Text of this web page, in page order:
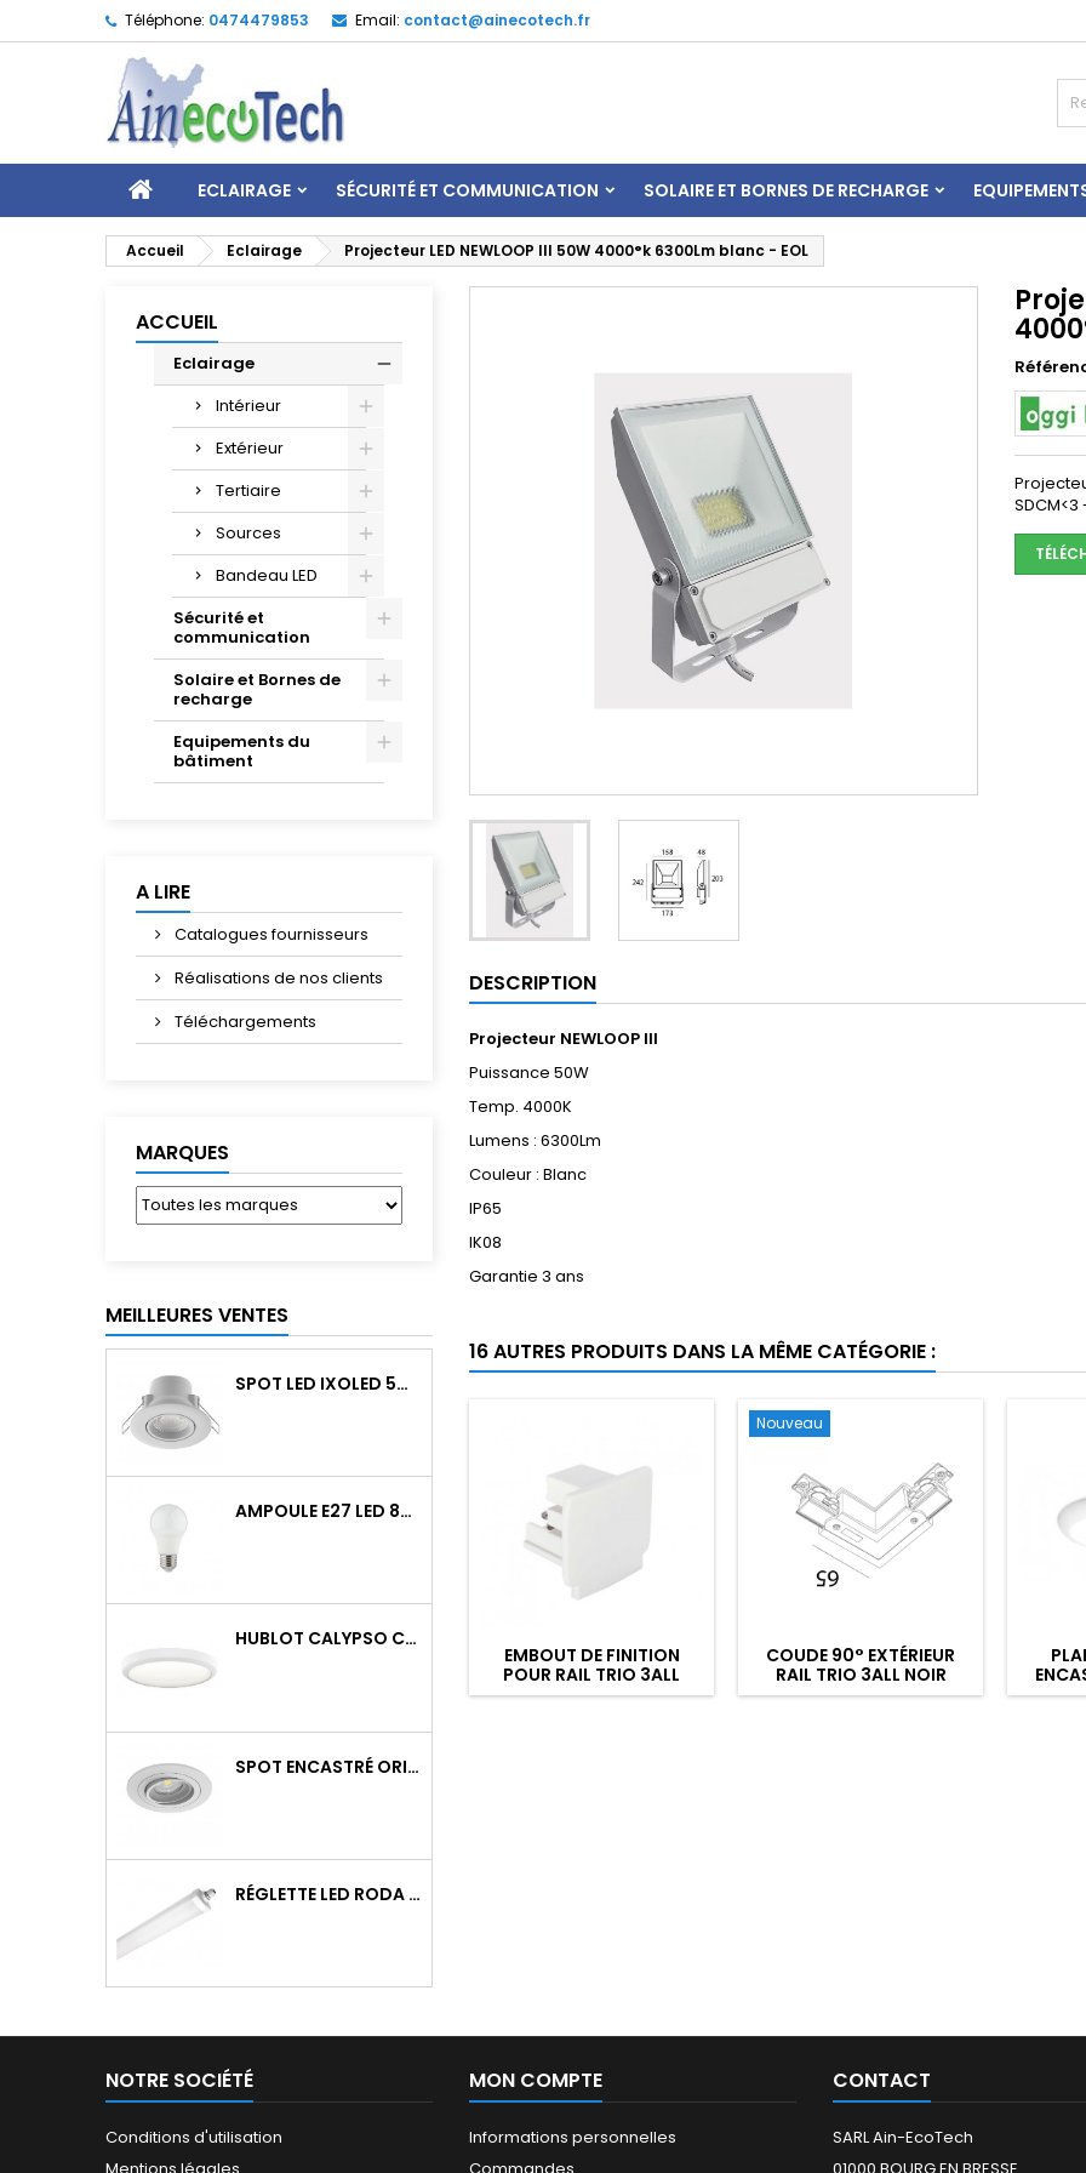
Téléphone: 0474479853 Email: contact@ainecotech.fr
ECLAIRAGE SÉCURITÉ ET COMMUNICATION SOLAIRE ET BORNES DE RECHARGE
Accueil Eclairage Projecteur LED NEWLOOP III 50W 4000°k 6300Lm blanc - EOL
ACCUEIL
Eclairage
Intérieur
Extérieur
Tertiaire
Sources
Bandeau LED
Sécurité et
communication
Solaire et Bornes de
recharge
Equipements du
bâtiment
A LIRE
Catalogues fournisseurs
Réalisations de nos clients
Téléchargements
MARQUES
MEILLEURES VENTES
SPOT LED IXOLED 5W ORIENTABLE CCT DIMMABLE 600LM IP65 BLANC BBC
AMPOULE E27 LED 8W RAPID PRO V2 4000K 810LM
HUBLOT CALYPSO CCT 9-18W 2000LM ON/OFF IK10 BLANC
SPOT ENCASTRÉ ORIENTABLE WATTO GU10 AUTO BLANC
RÉGLETTE LED RODA BASIC 1266MM 36W 4300LM 4000K IP65 TRAV.
DESCRIPTION
Projecteur NEWLOOP III
Puissance 50W
Temp. 4000K
Lumens : 6300Lm
Couleur : Blanc
IP65
IK08
Garantie 3 ans
16 AUTRES PRODUITS DANS LA MÊME CATÉGORIE :
EMBOUT DE FINITION
POUR RAIL TRIO 3ALL
BLANC
Nouveau
COUDE 90° EXTÉRIEUR
RAIL TRIO 3ALL NOIR
8/
NOTRE SOCIÉTÉ
Conditions d'utilisation
MON COMPTE
Informations personnelles
CONTACT
SARL Ain-EcoTech